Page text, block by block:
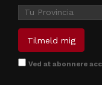
Ved at abonnere